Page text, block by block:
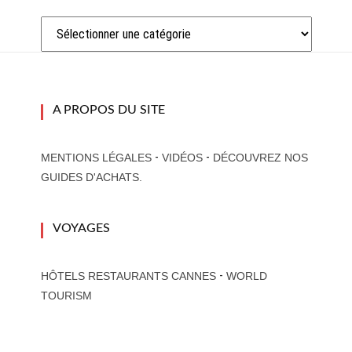
A PROPOS DU SITE
MENTIONS LÉGALES- VIDÉOS- DÉCOUVREZ NOS
GUIDES D'ACHATS.
VOYAGES
HÔTELS RESTAURANTS CANNES- WORLD
TOURISM